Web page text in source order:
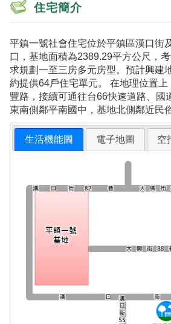
住宅簡介
平鎮一號社會住宅位於平鎮區漢口街
口，基地面積為2389.29平方公尺，
求規劃一至三房多元房型。預計興建
約提供64戶住宅單元。 在地理位置上
豐路，接續可通往台66快速道路、國
東南側鄰平南國中，基地北側鄰近民
生活機能圖 電子地圖 空